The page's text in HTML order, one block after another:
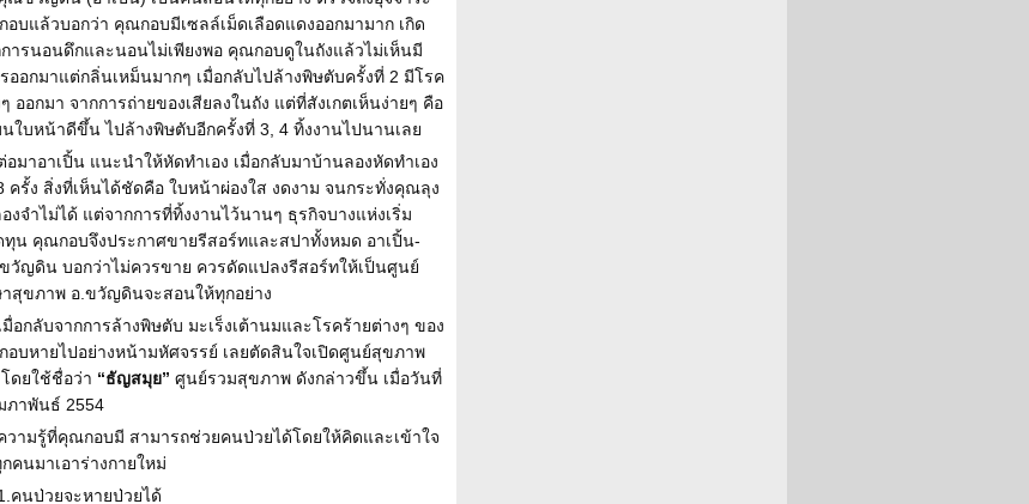
อบแล้วบอกว่า คุณกอบมีเซลล์เม็ดเลือดแดงออกมามาก เกิด
ารนอนดึกและนอนไม่เพียงพอ คุณกอบดูในถังแล้วไม่เห็นมี
รออกมาแต่กลิ่นเหม็นมากๆ เมื่อกลับไปล้างพิษตับครั้งที่ 2 มีโรค
ออกมา จากการถ่ายของเสียลงในถัง แต่ที่สังเกตเห็นง่ายๆ คือ
นใบหน้าดีขึ้น ไปล้างพิษตับอีกครั้งที่ 3, 4 ทิ้งงานไปนานเลย
อมาอาเปิ้น แนะนำให้หัดทำเอง เมื่อกลับมาบ้านลองหัดทำเอง
ครั้ง สิ่งที่เห็นได้ชัดคือ ใบหน้าผ่องใส งดงาม จนกระทั่งคุณลุง
งจำไม่ได้ แต่จากการที่ทิ้งงานไว้นานๆ ธุรกิจบางแห่งเริ่ม
น คุณกอบจึงประกาศขายรีสอร์ทและสปาทั้งหมด อาเปิ้น-
วัญดิน บอกว่าไม่ควรขาย ควรดัดแปลงรีสอร์ทให้เป็นศูนย์
สุขภาพ อ.ขวัญดินจะสอนให้ทุกอย่าง
มื่อกลับจากการล้างพิษตับ มะเร็งเต้านมและโรคร้ายต่างๆ ของ
อบหายไปอย่างหน้ามหัศจรรย์ เลยตัดสินใจเปิดศูนย์สุขภาพ
ดยใช้ชื่อว่า “ธัญสมุย” ศูนย์รวมสุขภาพ ดังกล่าวขึ้น เมื่อวันที่
ภาพันธ์ 2554
วามรู้ที่คุณกอบมี สามารถช่วยคนป่วยได้โดยให้คิดและเข้าใจ
คนมาเอาร่างกายใหม่
คนป่วยจะหายป่วยได้